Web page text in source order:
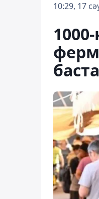
10:29, 17